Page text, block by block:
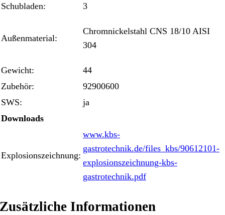
Schubladen:
3
Außenmaterial:
Chromnickelstahl CNS 18/10 AISI
304
Gewicht:
44
Zubehör:
92900600
SWS:
ja
Downloads
Explosionszeichnung:
www.kbs-
gastrotechnik.de/files_kbs/90612101-
explosionszeichnung-kbs-
gastrotechnik.pdf
Zusätzliche Informationen